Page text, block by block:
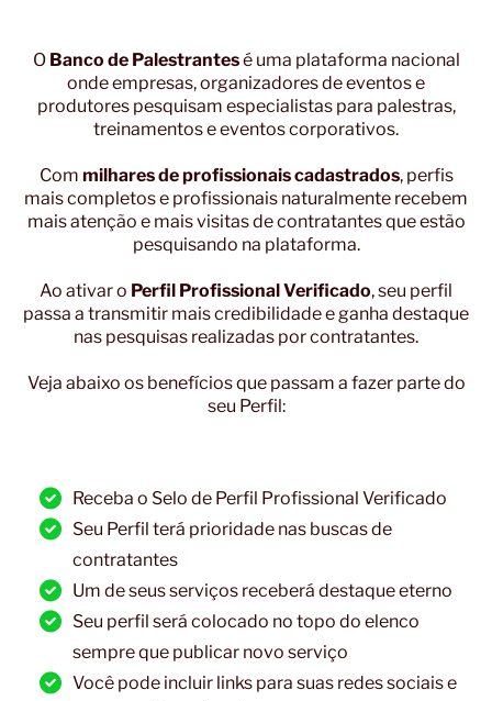
O Banco de Palestrantesé uma plataforma nacional
onde empresas, organizadores de eventos e
produtores pesquisam especialistas para palestras,
treinamentos e eventos corporativos.
Com milhares de profissionais cadastrados, perfis
mais completos e profissionais naturalmente recebem
mais atenção e mais visitas de contratantes que estão
pesquisando na plataforma.
Ao ativar o Perfil Profissional Verificado, seu perfil
passa a transmitir mais credibilidade e ganha destaque
nas pesquisas realizadas por contratantes.
Veja abaixo os benefícios que passam a fazer parte do
seu Perfil:
Receba o Selo de Perfil Profissional Verificado
Seu Perfil terá prioridade nas buscas de
contratantes
Um de seus serviços receberá destaque eterno
Seu perfil será colocado no topo do elenco
sempre que publicar novo serviço
Você pode incluir links para suas redes sociais e